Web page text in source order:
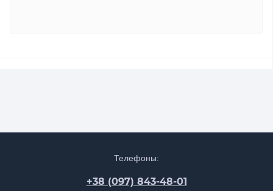
Телефоны:
+38 (097) 843-48-01